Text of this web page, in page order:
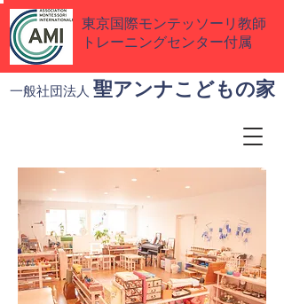
東京国際モンテッソーリ教師
トレーニングセンター付属
一般社団法人 聖アンナこどもの家